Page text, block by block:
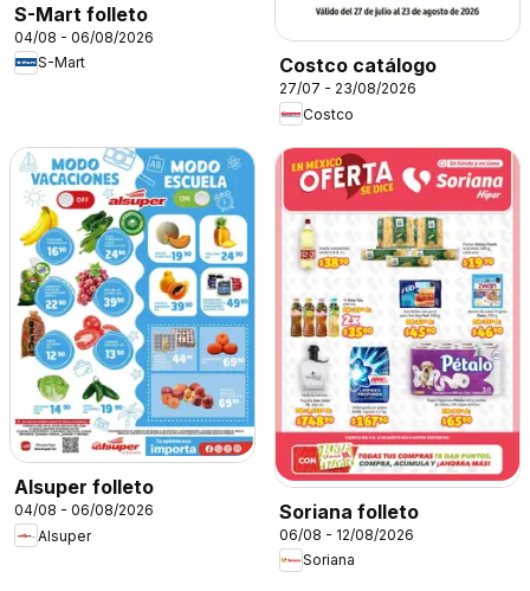
S-Mart folleto
04/08 - 06/08/2026
S-Mart
Costco catálogo
27/07 - 23/08/2026
Costco
Alsuper folleto
04/08 - 06/08/2026
Alsuper
Soriana folleto
06/08 - 12/08/2026
Soriana